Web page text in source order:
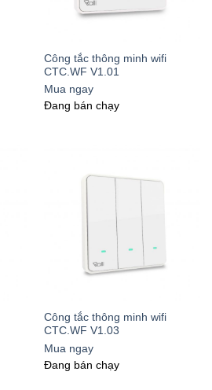
Công tắc thông minh wifi
CTC.WF V1.01
Mua ngay
Đang bán chạy
Công tắc thông minh wifi
CTC.WF V1.03
Mua ngay
Đang bán chạy